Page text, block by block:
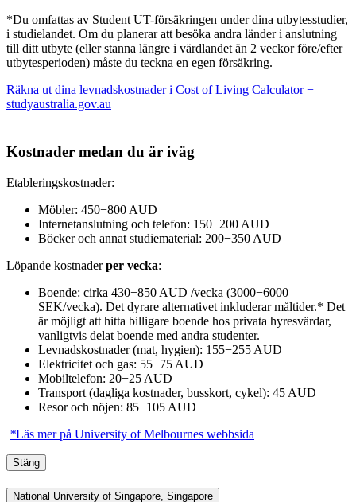
*Du omfattas av Student UT-försäkringen under dina utbytesstudier,
i studielandet. Om du planerar att besöka andra länder i anslutning
till ditt utbyte (eller stanna längre i värdlandet än 2 veckor före/efter
utbytesperioden) måste du teckna en egen försäkring.
Räkna ut dina levnadskostnader i Cost of Living Calculator−
studyaustralia.gov.au
Kostnader medan du är iväg
Etableringskostnader:
Möbler: 450−800 AUD
Internetanslutning och telefon: 150−200 AUD
Böcker och annat studiematerial: 200−350 AUD
Löpande kostnaderper vecka:
Boende: cirka 430−850 AUD /vecka (3000−6000
SEK/vecka). Det dyrare alternativet inkluderar måltider.* Det
är möjligt att hitta billigare boende hos privata hyresvärdar,
vanligtvis delat boende med andra studenter.
Levnadskostnader (mat, hygien): 155−255 AUD
Elektricitet och gas: 55−75 AUD
Mobiltelefon: 20−25 AUD
Transport (dagliga kostnader, busskort, cykel): 45 AUD
Resor och nöjen: 85−105 AUD
*Läs mer på University of Melbournes webbsida
Stäng
National University of Singapore, Singapore